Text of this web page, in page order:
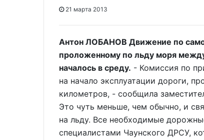
21 марта 2013
Антон ЛОБАНОВ Движение по
проложенному по льду моря
началось в среду. - Комиссия по
на начало эксплуатации дороги,
километров, - сообщила
Это чуть меньше, чем обычно, и
на льду. Все необходимые
специалистами Чаунского ДРСУ,